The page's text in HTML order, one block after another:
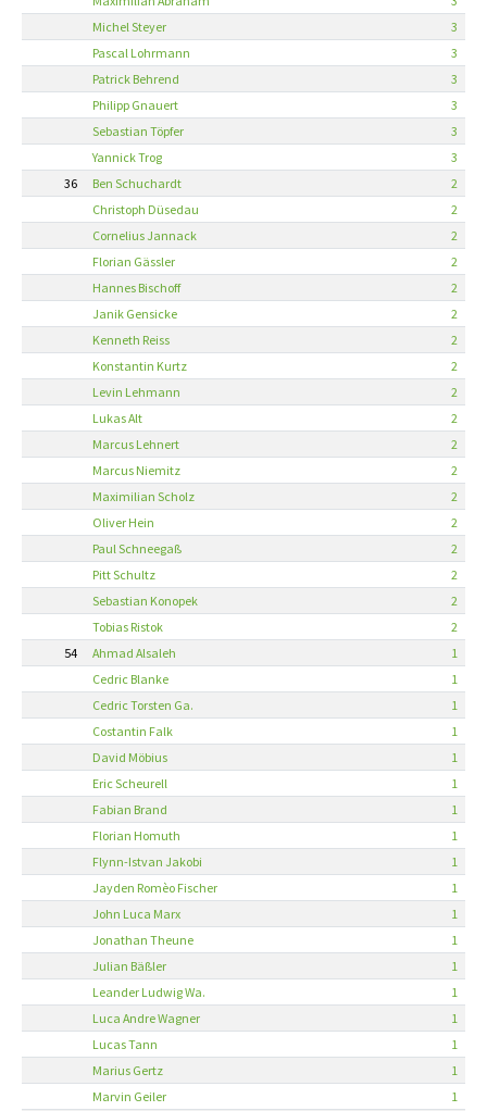
Michel Steyer
3
Pascal Lohrmann
3
Patrick Behrend
3
Philipp Gnauert
3
Sebastian Töpfer
3
Yannick Trog
3
36
Ben Schuchardt
2
Christoph Düsedau
2
Cornelius Jannack
2
Florian Gässler
2
Hannes Bischoff
2
Janik Gensicke
2
Kenneth Reiss
2
Konstantin Kurtz
2
Levin Lehmann
2
Lukas Alt
2
Marcus Lehnert
2
Marcus Niemitz
2
Maximilian Scholz
2
Oliver Hein
2
Paul Schneegaß
2
Pitt Schultz
2
Sebastian Konopek
2
Tobias Ristok
2
54
Ahmad Alsaleh
1
Cedric Blanke
1
Cedric Torsten Ga.
1
Costantin Falk
1
David Möbius
1
Eric Scheurell
1
Fabian Brand
1
Florian Homuth
1
Flynn-Istvan Jakobi
1
Jayden Romèo Fischer
1
John Luca Marx
1
Jonathan Theune
1
Julian Bäßler
1
Leander Ludwig Wa.
1
Luca Andre Wagner
1
Lucas Tann
1
Marius Gertz
1
Marvin Geiler
1